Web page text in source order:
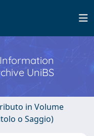
UniBS
in Volume
o Saggio)